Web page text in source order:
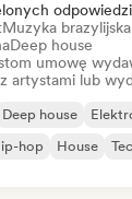
odpowiedzi
Muzyka brazylijska
Deep house
umowę
artystami lub
Deep house
hop House